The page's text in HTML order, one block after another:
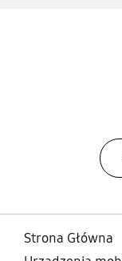
Strona Główna